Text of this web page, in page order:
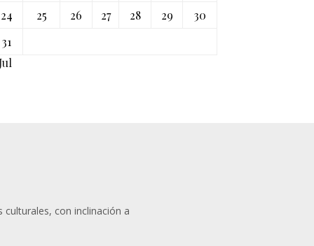
24
25 26 27 28 29
30
31
con inclinación a